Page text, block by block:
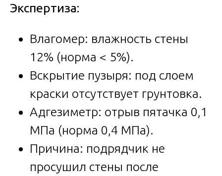
Экспертиза:
Влагомер: влажность стены
12% (норма < 5%).
Вскрытие пузыря: под слоем
краски отсутствует грунтовка.
Адгезиметр: отрыв пятачка 0,1
МПа (норма 0,4 МПа).
Причина: подрядчик не
просушил стены после